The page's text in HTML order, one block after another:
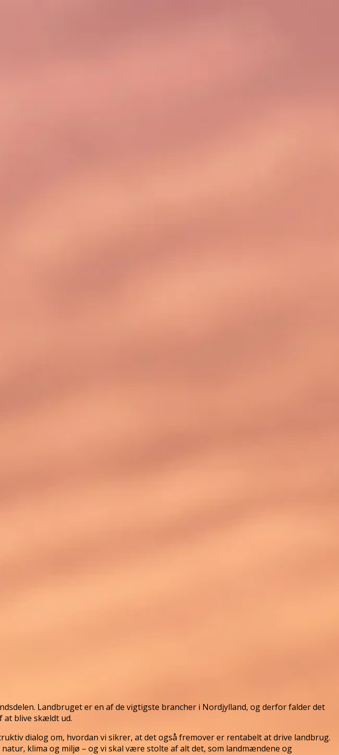
Landbruget er en af de vigtigste brancher i Nordjylland, og derfor falder det
at blive skældt ud.
dialog om, hvordan vi sikrer, at det også fremover er rentabelt at drive landbrug.
klima og miljø – og vi skal være stolte af alt det, som landmændene og